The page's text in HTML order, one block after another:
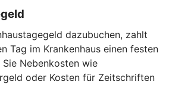
dazubuchen, zahlt
Tag im Krankenhaus einen festen
Nebenkosten wie
oder Kosten für Zeitschriften